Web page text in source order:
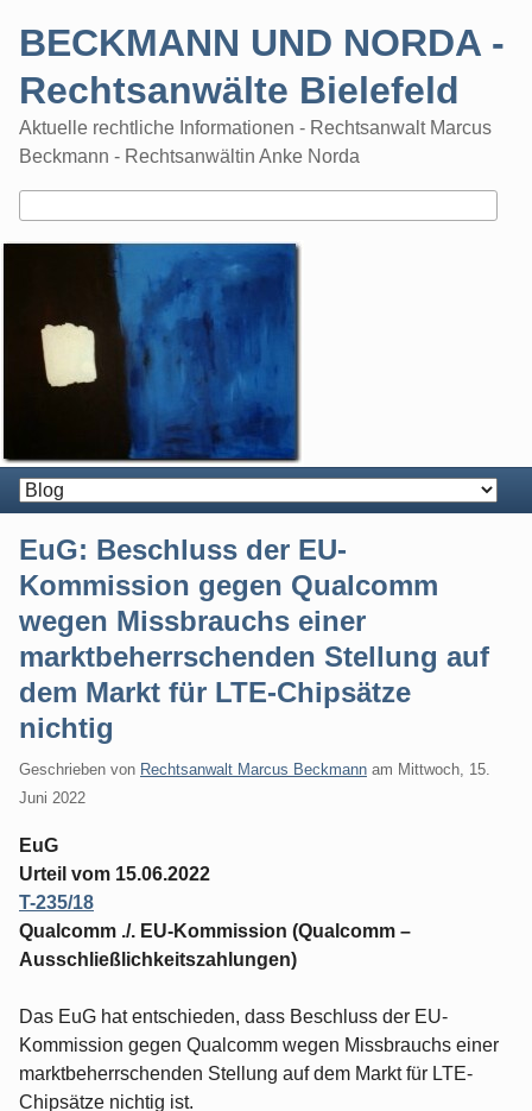
BECKMANN UND NORDA -
Rechtsanwälte Bielefeld
Aktuelle rechtliche Informationen - Rechtsanwalt Marcus
Beckmann - Rechtsanwältin Anke Norda
EuG: Beschluss der EU-
Kommission gegen Qualcomm
wegen Missbrauchs einer
marktbeherrschenden Stellung auf
dem Markt für LTE-Chipsätze
nichtig
Geschrieben von Rechtsanwalt Marcus Beckmann am Mittwoch, 15.
Juni 2022
EuG
Urteil vom 15.06.2022
T-235/18
Qualcomm ./. EU-Kommission (Qualcomm –
Ausschließlichkeitszahlungen)
Das EuG hat entschieden, dass Beschluss der EU-
Kommission gegen Qualcomm wegen Missbrauchs einer
marktbeherrschenden Stellung auf dem Markt für LTE-
Chipsätze nichtig ist.